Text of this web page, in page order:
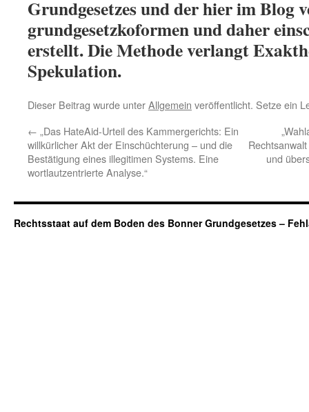
Grundgesetzes und der hier im Blog
grundgesetzkoformen und daher
erstellt. Die Methode verlangt
Spekulation.
Dieser Beitrag wurde unterAllgemein veröffentlicht. Setze ein
← „Das HateAid-Urteil des Kammergerichts: Ein
willkürlicher Akt der Einschüchterung – und die
Bestätigung eines illegitimen Systems. Eine
wortlautzentrierte Analyse.“
und
Rechtsstaat auf dem Boden des Bonner Grundgesetzes –